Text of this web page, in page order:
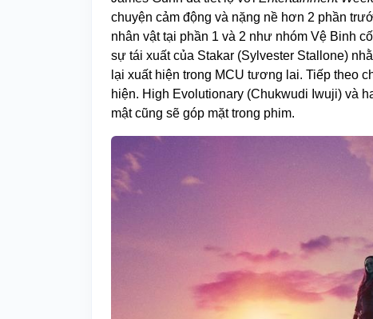
chuyện cảm động và nặng nề hơn 2 phần
nhân vật tại phần 1 và 2 như nhóm Vệ Binh
sự tái xuất của Stakar (Sylvester Stallone)
lại xuất hiện trong MCU tương lai. Tiếp theo
hiện. High Evolutionary (Chukwudi Iwuji) và
mật cũng sẽ góp mặt trong phim.